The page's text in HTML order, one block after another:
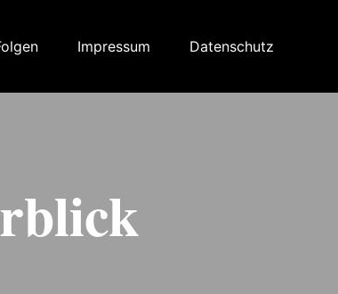
Impressum Datenschutz